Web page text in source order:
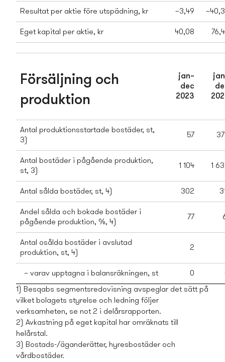
Resultat per aktie före utspädning, kr −3,49
Eget kapital per aktie, kr 40,08
Försäljning och
produktion
jan–
dec
2023
Antal produktionsstartade bostäder, st,
3)
57
Antal bostäder i pågående produktion,
st, 3)
1 104 1
Antal sålda bostäder, st, 4) 302
Andel sålda och bokade bostäder i
pågående produktion, %, 4)
77
Antal osålda bostäder i avslutad
produktion, st, 4)
2
– varav upptagna i balansräkningen, st 0
1) Besqabs segmentsredovisning avspeglar det sätt på
vilket bolagets styrelse och ledning följer
verksamheten, se not 2 i delårsrapporten.
2) Avkastning på eget kapital har omräknats till
helårstal.
3) Bostads­-/äganderätter, hyresbostäder och
vårdbostäder.